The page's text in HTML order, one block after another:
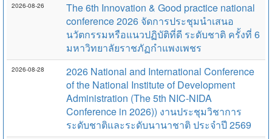
2026-08-26
The 6th Innovation & Good practice national
conference 2026 จัดการประชุมนำเสนอ
นวัตกรรมหรือแนวปฏิบัติที่ดี ระดับชาติ ครั้งที่ 6
มหาวิทยาลัยราชภัฏกำแพงเพชร
2026-08-28
2026 National and International Conference
of the National Institute of Development
Administration (The 5th NIC-NIDA
Conference in 2026)) งานประชุมวิชาการ
ระดับชาติและระดับนานาชาติ ประจำปี 2569